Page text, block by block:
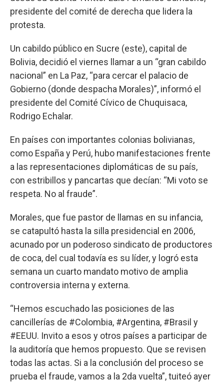
presidente del comité de derecha que lidera la
protesta.
Un cabildo público en Sucre (este), capital de
Bolivia, decidió el viernes llamar a un “gran cabildo
nacional” en La Paz, “para cercar el palacio de
Gobierno (donde despacha Morales)”, informó el
presidente del Comité Cívico de Chuquisaca,
Rodrigo Echalar.
En países con importantes colonias bolivianas,
como España y Perú, hubo manifestaciones frente
a las representaciones diplomáticas de su país,
con estribillos y pancartas que decían: “Mi voto se
respeta. No al fraude”.
Morales, que fue pastor de llamas en su infancia,
se catapultó hasta la silla presidencial en 2006,
acunado por un poderoso sindicato de productores
de coca, del cual todavía es su líder, y logró esta
semana un cuarto mandato motivo de amplia
controversia interna y externa.
“Hemos escuchado las posiciones de las
cancillerías de #Colombia, #Argentina, #Brasil y
#EEUU. Invito a esos y otros países a participar de
la auditoría que hemos propuesto. Que se revisen
todas las actas. Si a la conclusión del proceso se
prueba el fraude, vamos a la 2da vuelta”, tuiteó ayer